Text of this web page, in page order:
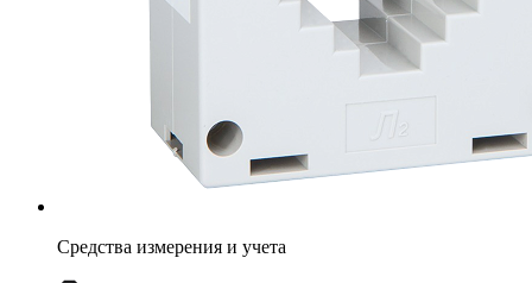
Средства измерения и учета